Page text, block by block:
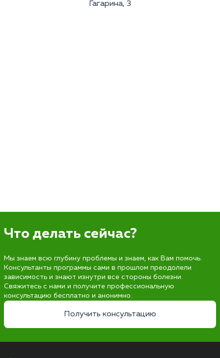
Гагарина, 3
Что делать сейчас?
Мы знаем всю глубину проблемы и знаем, как Вам помочь.
Консультанты программы сами в прошлом преодолели
зависимость и знают изнутри все стороны болезни.
Свяжитесь с нами и получите профессиональную
консультацию бесплатно и анонимно.
Получить консультацию